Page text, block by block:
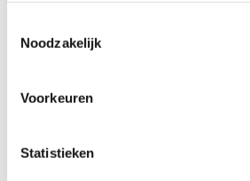
Noodzakelijk
Voorkeuren
Statistieken